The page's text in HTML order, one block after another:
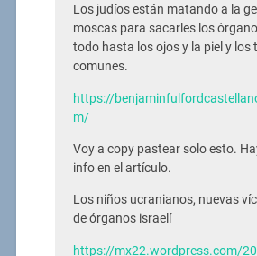
Los judíos están matando a la
moscas para sacarles los
todo hasta los ojos y la piel y los
comunes.
https://
m/
Voy a copy pastear solo esto.
info en el artículo.
Los niños ucranianos, nuevas
de órganos israelí
https://mx22.wordpress.com/